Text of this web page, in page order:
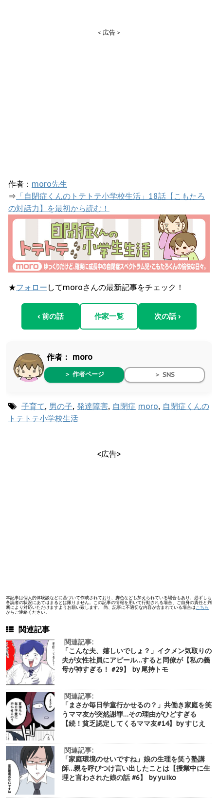
＜広告＞
作者： moro先生
⇒ 「自閉症くんのトテトテ小学校生活」18話【こもたろ
の対話力】を最初から読む！
★フォロー してmoroさんの最新記事をチェック！
‹ 前の話 作家一覧 次の話 ›
作者： moro
＞ 作者ページ ＞ SNS
子育て, 男の子, 発達障害, 自閉症 moro, 自閉症くんの
トテトテ小学校生活
<広告>
本記事は個人的体験談などに基づいて作成されており、脚色なども加えられている場合もあり、必ずしも
各読者の状況にあてはまるとは限りません。この記事の情報を用いて行動される場合、ご自身の責任と判
断により対応いただけますようお願い致します。 尚、記事に不適切な内容が含まれている場合は こちら
からご連絡ください。
関連記事
関連記事:
「こんな夫、嬉しいでしょ？」イクメン気取りの
夫が女性社員にアピール…すると同僚が【私の義
母が神すぎる！ #29】 by 尾持トモ
関連記事:
「まさか毎日学童行かせるの？」共働き家庭を笑
うママ友が突然謝罪…その理由がひどすぎる
【続！貧乏認定してくるママ友#14】by すじえ
関連記事:
「家庭環境のせいですね」娘の生理を笑う塾講
師…親を呼びつけ言い出したことは【授業中に生
理と言わされた娘の話 #6】 by yuiko